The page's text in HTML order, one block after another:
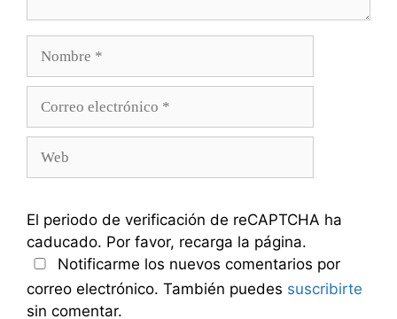
El periodo de verificación de reCAPTCHA ha
caducado. Por favor, recarga la página.
Notificarme los nuevos comentarios por
correo electrónico. También puedes suscribirte
sin comentar.